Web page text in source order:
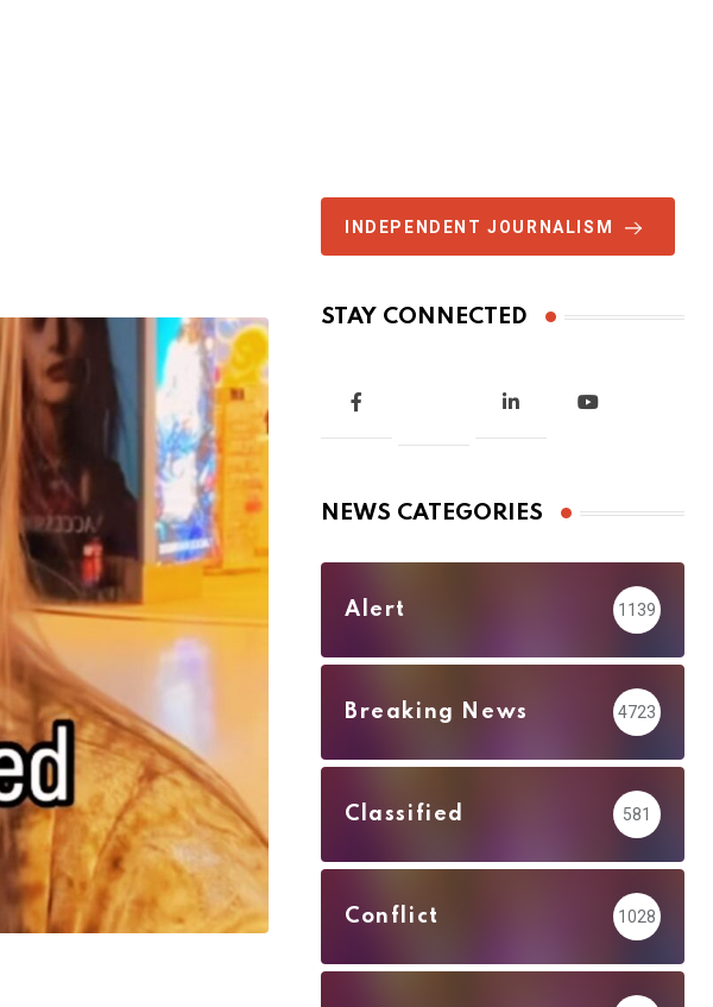
INDEPENDENT JOURNALISM
STAY CONNECTED
NEWS CATEGORIES
Alert 1139
Breaking News 4723
Classified 581
Conflict 1028